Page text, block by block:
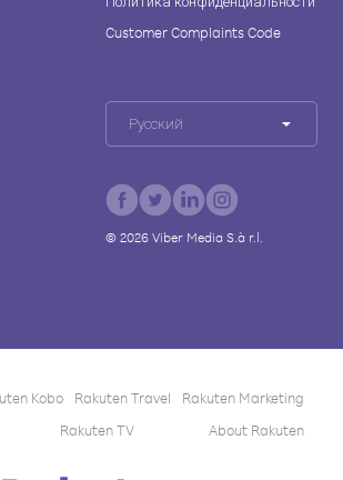
Customer Complaints Code
Русский
© 2026Viber Media S.à r.l.
Kobo Rakuten Travel
Rakuten Marketing
Rakuten TV About Rakuten